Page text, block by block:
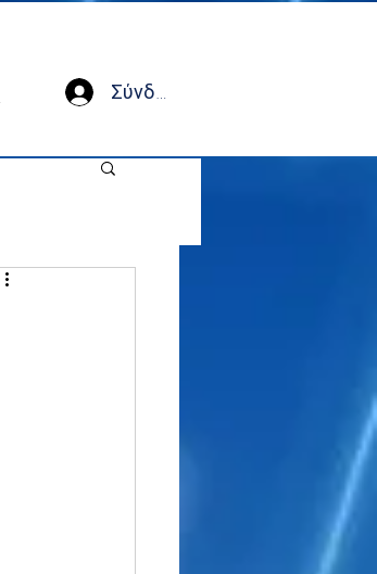
Σύνδεση